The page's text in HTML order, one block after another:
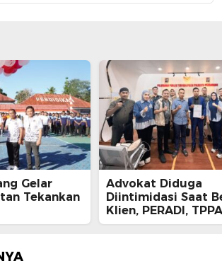
Gelar
Tekankan
Advokat Diduga
Diintimidasi Saat
Klien, PERADI,
IKADIN Kompak